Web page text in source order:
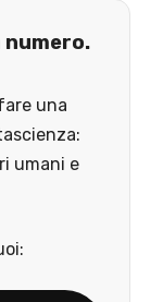
numero.
una
umani e